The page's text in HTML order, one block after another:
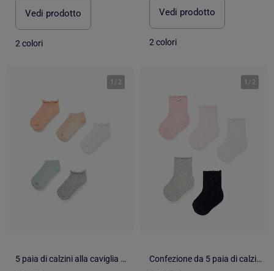
Vedi prodotto
2 colori
Vedi prodotto
2 colori
1 / 2
5 paia di calzini alla caviglia con volant/jacquard
1 / 2
Confezione da 5 paia di calzini con polsini ondulati